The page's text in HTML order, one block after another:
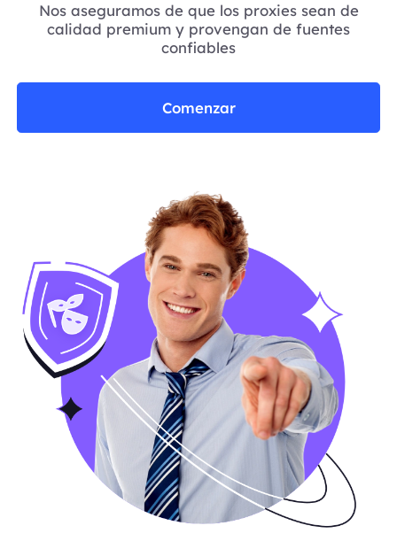
Nos aseguramos de que los proxies sean de
calidad premium y provengan de fuentes
confiables
Comenzar